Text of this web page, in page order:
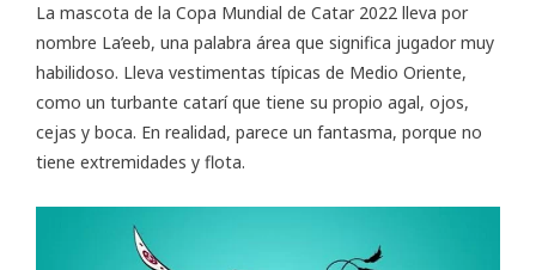
La mascota de la Copa Mundial de Catar 2022 lleva por
nombre La’eeb, una palabra área que significa jugador muy
habilidoso. Lleva vestimentas típicas de Medio Oriente,
como un turbante catarí que tiene su propio agal, ojos,
cejas y boca. En realidad, parece un fantasma, porque no
tiene extremidades y flota.